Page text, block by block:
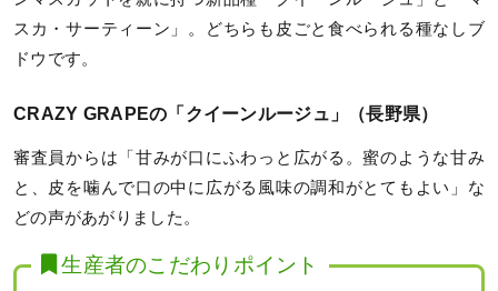
スカ・サーティーン」。どちらも皮ごと食べられる種なしブ
ドウです。
CRAZY GRAPEの「クイーンルージュ」（長野県）
審査員からは「甘みが口にふわっと広がる。蜜のような甘み
と、皮を噛んで口の中に広がる風味の調和がとてもよい」な
どの声があがりました。
生産者のこだわりポイント